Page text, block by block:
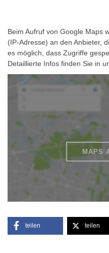
Beim Aufruf von Google Maps
(IP-Adresse) an den Anbieter,
es möglich, dass Zugriffe
Detaillierte Infos finden Sie in
MAPS
teilen teilen